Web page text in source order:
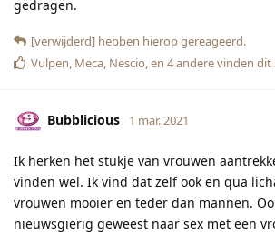
gedragen.
[verwijderd] hebben hierop gereageerd.
Vulpen Meca Nescio , en 4anderevinden dit
Bubblicious 1 mar. 2021
Ik herken het stukje van vrouwen
vinden wel. Ik vind dat zelf ook en qua
vrouwen mooier en teder dan mannen.
nieuwsgierig geweest naar sex met een